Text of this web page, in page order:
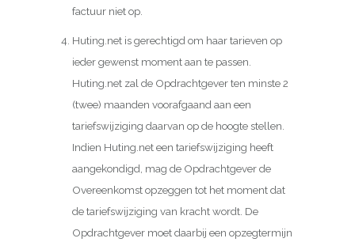
factuur niet op.
Huting.net is gerechtigd om haar tarieven op
ieder gewenst moment aan te passen.
Huting.net zal de Opdrachtgever ten minste 2
(twee) maanden voorafgaand aan een
tariefswijziging daarvan op de hoogte stellen.
Indien Huting.net een tariefswijziging heeft
aangekondigd, mag de Opdrachtgever de
Overeenkomst opzeggen tot het moment dat
de tariefswijziging van kracht wordt. De
Opdrachtgever moet daarbij een opzegtermijn